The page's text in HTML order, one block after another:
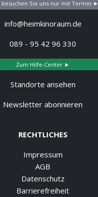
besuchen Sie uns nur mit Termin ►
info@heimkinoraum.de
089 - 95 42 96 330
Zum Hilfe-Center ►
Standorte ansehen
Newsletter abonnieren
RECHTLICHES
Impressum
AGB
Datenschutz
Barrierefreiheit